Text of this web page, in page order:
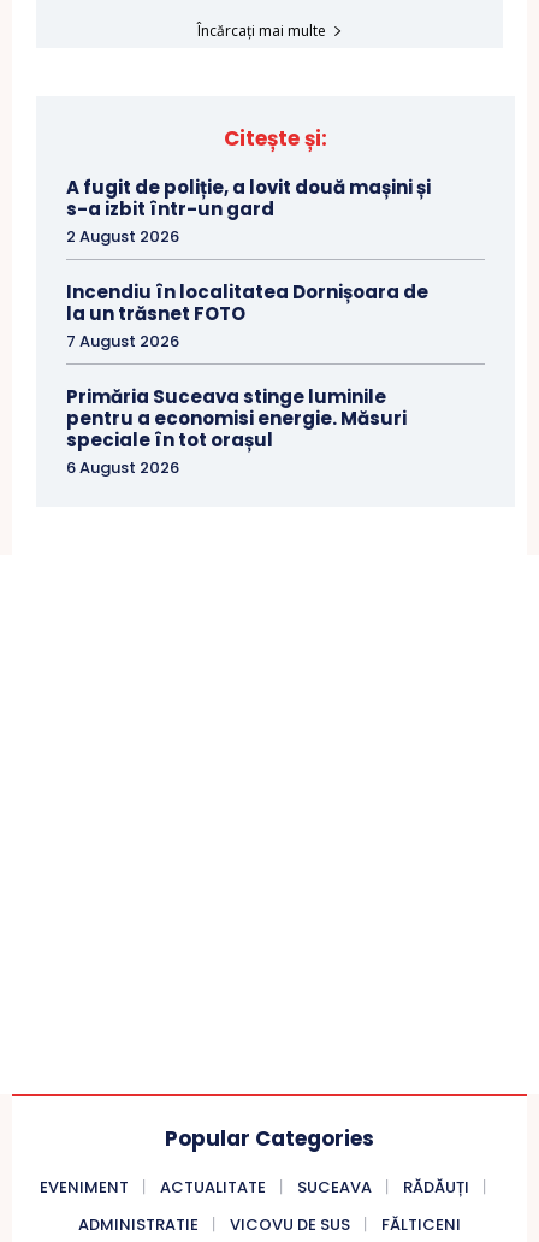
Încărcați mai multe
Citește și:
A fugit de poliție, a lovit două mașini și
s-a izbit într-un gard
2 August 2026
Incendiu în localitatea Dornișoara de
la un trăsnet FOTO
7 August 2026
Primăria Suceava stinge luminile
pentru a economisi energie. Măsuri
speciale în tot orașul
6 August 2026
Popular Categories
EVENIMENT ACTUALITATE SUCEAVA
RĂDĂUȚI
ADMINISTRATIE
VICOVU DE SUS FĂLTICENI